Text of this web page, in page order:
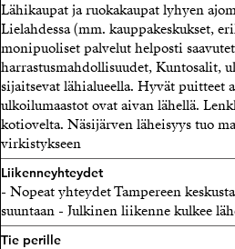
Lähikaupat ja ruokakaupat lyhyen
Lielahdessa (mm. kauppakeskukset,
monipuoliset palvelut helposti
harrastusmahdollisuudet, Kuntosalit,
sijaitsevat lähialueella. Hyvät puitteet
ulkoilumaastot ovat aivan lähellä.
kotiovelta. Näsijärven läheisyys tuo
virkistykseen
Liikenneyhteydet
- Nopeat yhteydet Tampereen
suuntaan - Julkinen liikenne kulkee
Tie perille